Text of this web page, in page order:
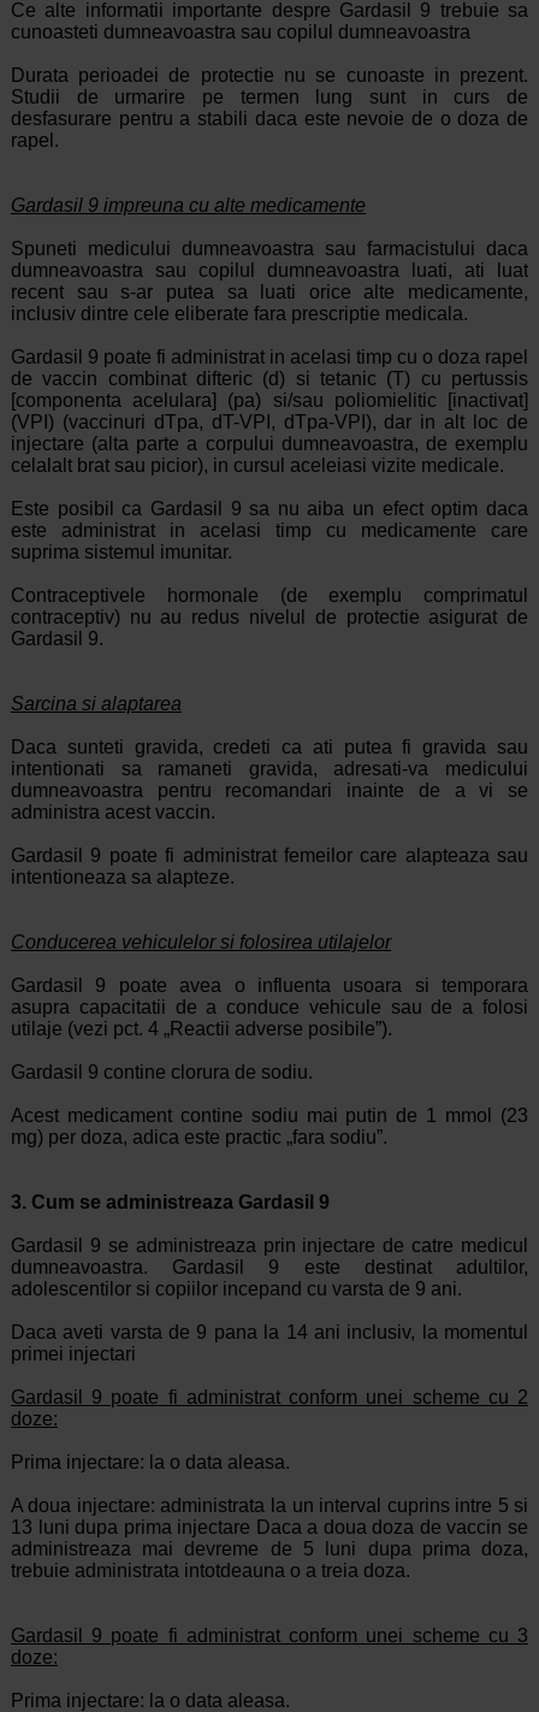
Ce alte informatii importante despre Gardasil 9 trebuie sa
cunoasteti dumneavoastra sau copilul dumneavoastra
Durata perioadei de protectie nu se cunoaste in prezent.
Studii de urmarire pe termen lung sunt in curs de
desfasurare pentru a stabili daca este nevoie de o doza de
rapel.
Gardasil 9 impreuna cu alte medicamente
Spuneti medicului dumneavoastra sau farmacistului daca
dumneavoastra sau copilul dumneavoastra luati, ati luat
recent sau s-ar putea sa luati orice alte medicamente,
inclusiv dintre cele eliberate fara prescriptie medicala.
Gardasil 9 poate fi administrat in acelasi timp cu o doza rapel
de vaccin combinat difteric (d) si tetanic (T) cu pertussis
[componenta acelulara] (pa) si/sau poliomielitic [inactivat]
(VPI) (vaccinuri dTpa, dT-VPI, dTpa-VPI), dar in alt loc de
injectare (alta parte a corpului dumneavoastra, de exemplu
celalalt brat sau picior), in cursul aceleiasi vizite medicale.
Este posibil ca Gardasil 9 sa nu aiba un efect optim daca
este administrat in acelasi timp cu medicamente care
suprima sistemul imunitar.
Contraceptivele hormonale (de exemplu comprimatul
contraceptiv) nu au redus nivelul de protectie asigurat de
Gardasil 9.
Sarcina si alaptarea
Daca sunteti gravida, credeti ca ati putea fi gravida sau
intentionati sa ramaneti gravida, adresati-va medicului
dumneavoastra pentru recomandari inainte de a vi se
administra acest vaccin.
Gardasil 9 poate fi administrat femeilor care alapteaza sau
intentioneaza sa alapteze.
Conducerea vehiculelor si folosirea utilajelor
Gardasil 9 poate avea o influenta usoara si temporara
asupra capacitatii de a conduce vehicule sau de a folosi
utilaje (vezi pct. 4 „Reactii adverse posibile”).
Gardasil 9 contine clorura de sodiu.
Acest medicament contine sodiu mai putin de 1 mmol (23
mg) per doza, adica este practic „fara sodiu”.
3. Cum se administreaza Gardasil 9
Gardasil 9 se administreaza prin injectare de catre medicul
dumneavoastra. Gardasil 9 este destinat adultilor,
adolescentilor si copiilor incepand cu varsta de 9 ani.
Daca aveti varsta de 9 pana la 14 ani inclusiv, la momentul
primei injectari
Gardasil 9 poate fi administrat conform unei scheme cu 2
doze:
Prima injectare: la o data aleasa.
A doua injectare: administrata la un interval cuprins intre 5 si
13 luni dupa prima injectare Daca a doua doza de vaccin se
administreaza mai devreme de 5 luni dupa prima doza,
trebuie administrata intotdeauna o a treia doza.
Gardasil 9 poate fi administrat conform unei scheme cu 3
doze:
Prima injectare: la o data aleasa.